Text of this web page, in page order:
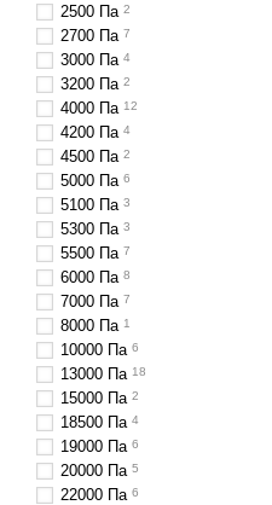
2500 Па 2
2700 Па 7
3000 Па 4
3200 Па 2
4000 Па 12
4200 Па 4
4500 Па 2
5000 Па 6
5100 Па 3
5300 Па 3
5500 Па 7
6000 Па 8
7000 Па 7
8000 Па 1
10000 Па 6
13000 Па 18
15000 Па 2
18500 Па 4
19000 Па 6
20000 Па 5
22000 Па 6